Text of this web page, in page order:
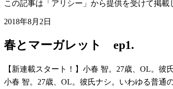
この記事は「アリシー」から提供を受けて掲載
2018年8月2日
春とマーガレット ep1.
【新連載スタート！】小春 智。27歳、OL。
小春 智。27歳、OL。彼氏ナシ。いわゆる普通